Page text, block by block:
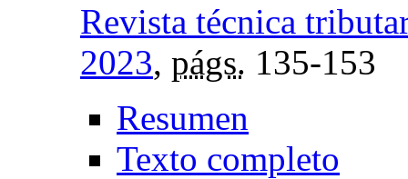
Revista técnica
2023, págs. 135-153
Resumen
Texto completo